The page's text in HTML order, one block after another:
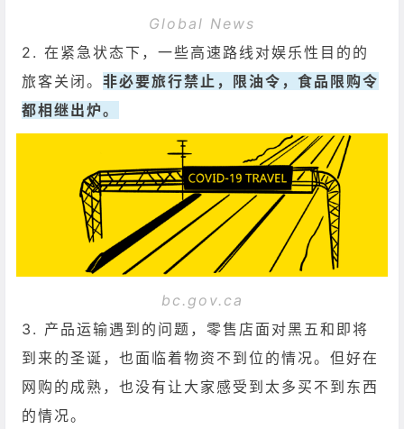
Global News
2. 在紧急状态下，一些高速路线对娱乐性目的的
旅客关闭。 非必要旅行禁止，限油令，食品限购令
都相继出炉。
bc.gov.ca
3. 产品运输遇到的问题，零售店面对黑五和即将
到来的圣诞，也面临着物资不到位的情况。但好在
网购的成熟，也没有让大家感受到太多买不到东西
的情况。